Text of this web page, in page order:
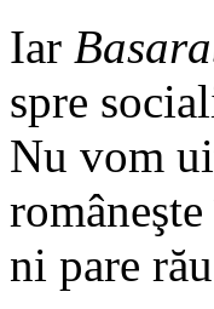
Iar
spre
Nu vom
ni pare